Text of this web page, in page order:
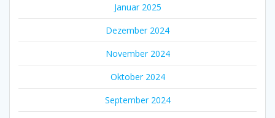
Januar 2025
Dezember 2024
November 2024
Oktober 2024
September 2024